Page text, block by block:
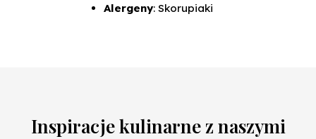
Alergeny: Skorupiaki
Inspiracje kulinarne z naszymi